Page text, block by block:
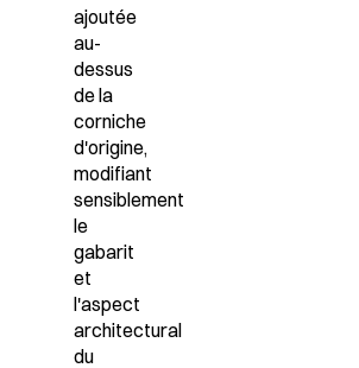
ajoutée
au-
dessus
de la
corniche
d'origine,
modifiant
sensiblement
le
gabarit
et
l'aspect
architectural
du